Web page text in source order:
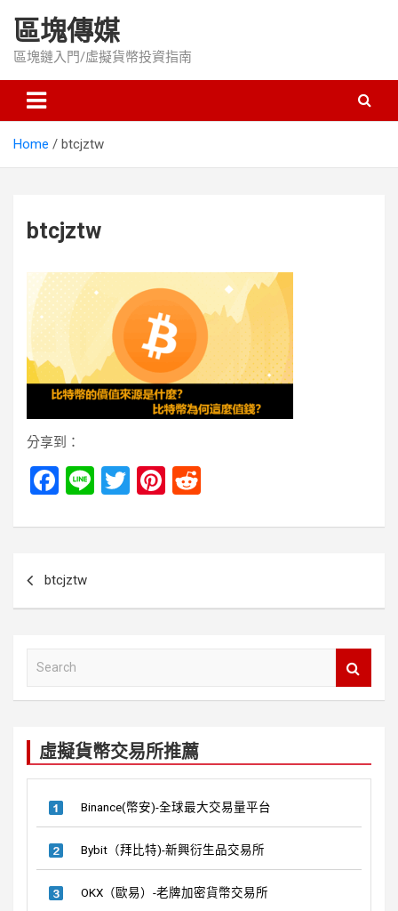
content
區塊傳媒
區塊鏈入門/虛擬貨幣投資指南
Home btcjztw
btcjztw
分享到：
F
ce
b
o
Li
e
T
tt
Pi
er d
btcjztw
虛擬貨幣交易所推薦
Binance(幣安)-全球最大交易量平台
Bybit（拜比特)-新興衍生品交易所
OKX（歐易）-老牌加密貨幣交易所